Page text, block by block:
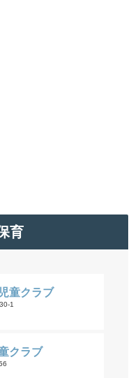
育
童クラブ
1
クラブ